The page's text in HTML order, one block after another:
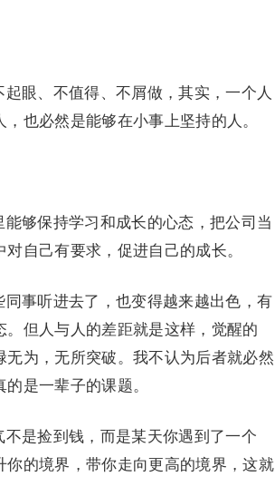
眼、不值得、不屑做，其实，一个人
也必然是能够在小事上坚持的人。
够保持学习和成长的心态，把公司当
自己有要求，促进自己的成长。
事听进去了，也变得越来越出色，有
但人与人的差距就是这样，觉醒的
为，无所突破。我不认为后者就必然
是一辈子的课题。
是捡到钱，而是某天你遇到了一个
的境界，带你走向更高的境界，这就